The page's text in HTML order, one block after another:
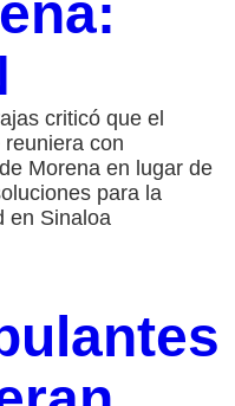
criticó que el
con
Morena en lugar de
para la
en Sinaloa